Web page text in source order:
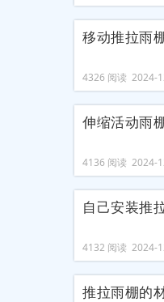
移动推拉雨
4326 阅读 2024-
伸缩活动雨
4136 阅读 2024-
自己安装推
4132 阅读 2024-
推拉雨棚的